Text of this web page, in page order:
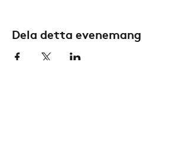
Dela detta evenemang